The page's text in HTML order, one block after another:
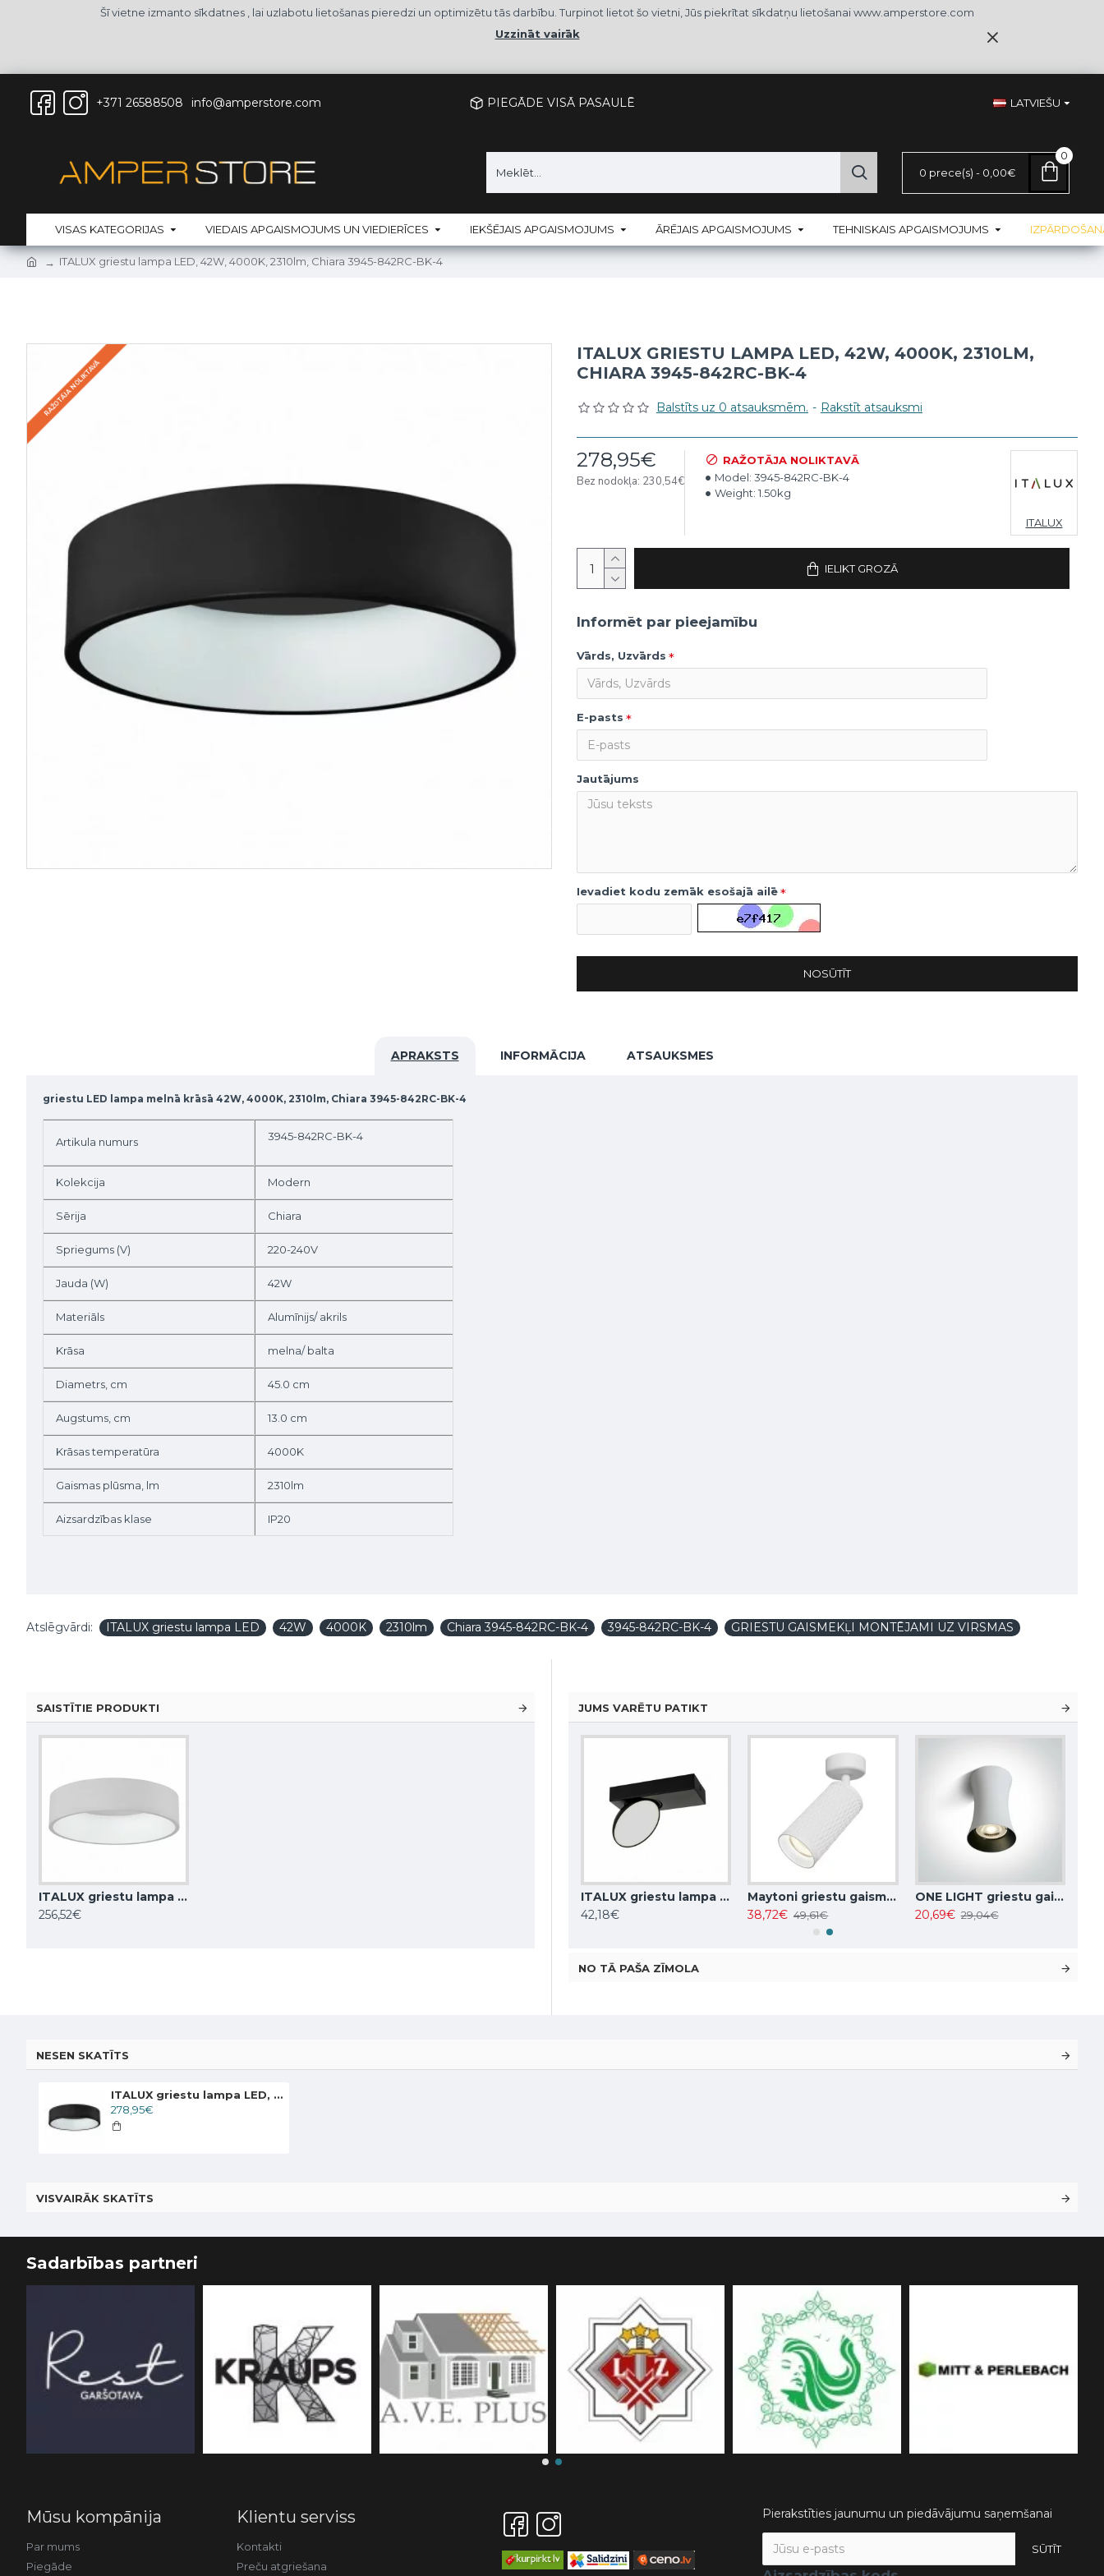
Šī vietne izmanto sīkdatnes , lai uzlabotu lietošanas pieredzi un optimizētu tās darbību. Turpinot lietot šo vietni, Jūs piekrītat sīkdatņu lietošanai www.amperstore.com
Uzzināt vairāk
+371 26588508 info@amperstore.com PIEGĀDE VISĀ PASAULĒ LATVIEŠU
0 prece(s) - 0,00€
0
VISAS KATEGORIJAS VIEDAIS APGAISMOJUMS UN VIEDIERĪCES IEKŠĒJAIS APGAISMOJUMS ĀRĒJAIS APGAISMOJUMS TEHNISKAIS APGAISMOJUMS
ITALUX griestu lampa LED, 42W, 4000K, 2310lm, Chiara 3945-842RC-BK-4
RAŽOTĀJA NOLIKTAVĀ
ITALUX GRIESTU LAMPA LED, 42W, 4000K, 2310LM,
CHIARA 3945-842RC-BK-4
Balstīts uz 0 atsauksmēm. - Rakstīt atsauksmi
278,95€
Bez nodokļa: 230,54€
RAŽOTĀJA NOLIKTAVĀ
Model: 3945-842RC-BK-4
Weight: 1.50kg
ITALUX
IELIKT GROZĀ
Informēt par pieejamību
Vārds, Uzvārds
E-pasts
Jautājums
Ievadiet kodu zemāk esošajā ailē
NOSŪTĪT
APRAKSTS INFORMĀCIJA ATSAUKSMES
griestu LED lampa melnā krāsā 42W, 4000K, 2310lm, Chiara 3945-842RC-BK-4
Artikula numurs 3945-842RC-BK-4
Kolekcija Modern
Sērija Chiara
Spriegums (V) 220-240V
Jauda (W) 42W
Materiāls Alumīnijs/ akrils
Krāsa melna/ balta
Diametrs, cm 45.0 cm
Augstums, cm 13.0 cm
Krāsas temperatūra 4000K
Gaismas plūsma, lm 2310lm
Aizsardzības klase IP20
Atslēgvārdi: ITALUX griestu lampa LED 42W 4000K 2310lm Chiara 3945-842RC-BK-4 3945-842RC-BK-4 GRIESTU GAISMEKĻI MONTĒJAMI UZ VIRSMAS
SAISTĪTIE PRODUKTI
ITALUX griestu lampa LED, 42W, 4000K, 2310lm, Chiara 3945-842RC-WH-4
256,52€
JUMS VARĒTU PATIKT
14,52€
ITALUX griestu lampa LED, 5W, 4000K, 380lm, Castelio SPL-31976-1B-BK
42,18€
Maytoni griestu gaismeklis, spot 50W, GU10, IP20, Focus Design C034CL-01W
38,72€ 49,61€
ONE LIGHT griestu gaismeklis 10W, GU10, IP20, 12105F/W
20,69€ 29,04€
NO TĀ PAŠA ZĪMOLA
NESEN SKATĪTS
ITALUX griestu lampa LED, 42W, 4000K, 2310lm, Chiara 3945-842RC-BK-4
278,95€
VISVAIRĀK SKATĪTS
Sadarbības partneri
Mūsu kompānija
Par mums
Piegāde
Klientu serviss
Kontakti
Preču atgriešana
Pierakstīties jaunumu un piedāvājumu saņemšanai
SŪTĪT